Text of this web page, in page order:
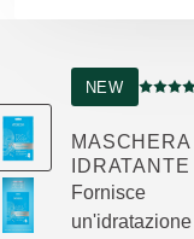
NEW
MASCHERA
IDRATANTE
Fornisce
un'idratazione